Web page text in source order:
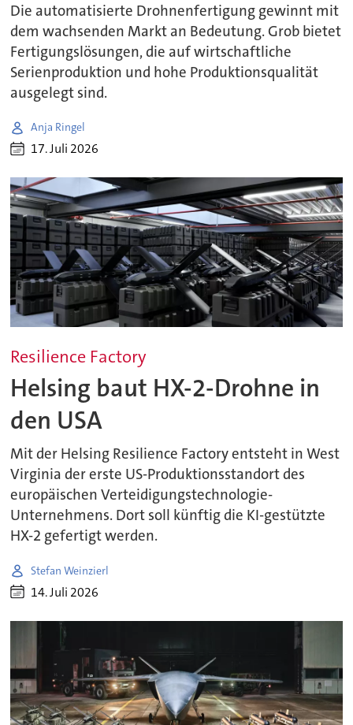
Die automatisierte Drohnenfertigung gewinnt mit
dem wachsenden Markt an Bedeutung. Grob bietet
Fertigungslösungen, die auf wirtschaftliche
Serienproduktion und hohe Produktionsqualität
ausgelegt sind.
Anja Ringel
17. Juli 2026
Resilience Factory
Helsing baut HX-2-Drohne in
den USA
Mit der Helsing Resilience Factory entsteht in West
Virginia der erste US-Produktionsstandort des
europäischen Verteidigungstechnologie-
Unternehmens. Dort soll künftig die KI-gestützte
HX-2 gefertigt werden.
Stefan Weinzierl
14. Juli 2026